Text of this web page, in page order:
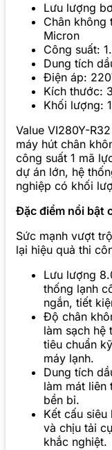
Lưu lượng
Chân không
Micron
Công suất:
Dung tích
Điện áp:
Kích thước:
Khối lượng:
Value VI280Y-
máy hút chân
công suất 1 mã
dự án lớn, hệ
nghiệp có khối
Đặc điểm nổi bật
Sức mạnh vượt
lại hiệu quả thi
Lưu lượng
thống lạnh
ngắn, tiết
Độ chân
làm sạch hệ
tiêu chuẩn
máy lạnh.
Dung tích
làm mát liên
bền bỉ.
Kết cấu
và chịu tải
khắc nghiệt.